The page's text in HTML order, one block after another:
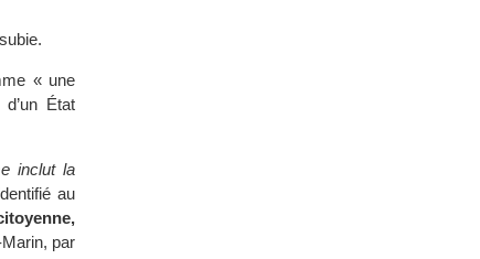
« une
État
inclut la
au
par